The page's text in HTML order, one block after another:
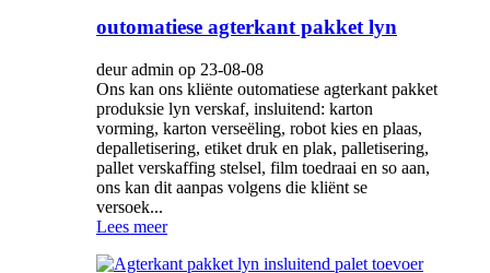
outomatiese agterkant pakket lyn
deur admin op 23-08-08
Ons kan ons kliënte outomatiese agterkant pakket
produksie lyn verskaf, insluitend: karton
vorming, karton verseëling, robot kies en plaas,
depalletisering, etiket druk en plak, palletisering,
pallet verskaffing stelsel, film toedraai en so aan,
ons kan dit aanpas volgens die kliënt se
versoek...
Lees meer